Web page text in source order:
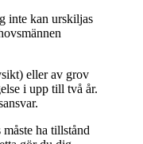
inte kan urskiljas
eller av grov
i upp till två år.
ha tillstånd